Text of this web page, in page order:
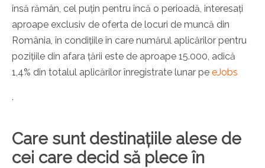
însă rămân, cel puțin pentru încă o perioadă, interesați
aproape exclusiv de oferta de locuri de muncă din
România, în condițiile în care numărul aplicărilor pentru
pozițiile din afara țării este de aproape 15.000, adică
1,4% din totalul aplicărilor înregistrate lunar pe eJobs
.
Care sunt destinațiile alese de
cei care decid să plece în